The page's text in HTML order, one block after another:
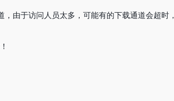
由于访问人员太多，可能有的下载通道会超时